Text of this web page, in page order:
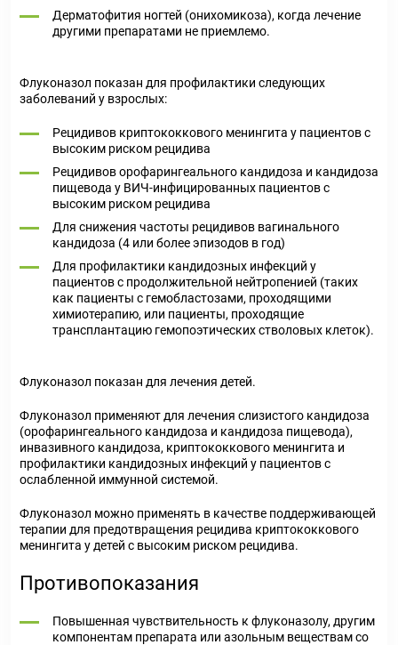
Дерматофития ногтей (онихомикоза), когда лечение
другими препаратами не приемлемо.
Флуконазол показан для профилактики следующих
заболеваний у взрослых:
Рецидивов криптококкового менингита у пациентов с
высоким риском рецидива
Рецидивов орофарингеального кандидоза и кандидоза
пищевода у ВИЧ-инфицированных пациентов с
высоким риском рецидива
Для снижения частоты рецидивов вагинального
кандидоза (4 или более эпизодов в год)
Для профилактики кандидозных инфекций у
пациентов с продолжительной нейтропенией (таких
как пациенты с гемобластозами, проходящими
химиотерапию, или пациенты, проходящие
трансплантацию гемопоэтических стволовых клеток).
Флуконазол показан для лечения детей.
Флуконазол применяют для лечения слизистого кандидоза
(орофарингеального кандидоза и кандидоза пищевода),
инвазивного кандидоза, криптококкового менингита и
профилактики кандидозных инфекций у пациентов с
ослабленной иммунной системой.
Флуконазол можно применять в качестве поддерживающей
терапии для предотвращения рецидива криптококкового
менингита у детей с высоким риском рецидива.
Противопоказания
Повышенная чувствительность к флуконазолу, другим
компонентам препарата или азольным веществам со